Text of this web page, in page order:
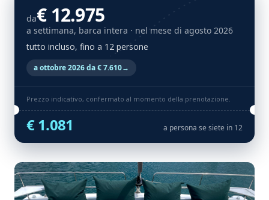
da€ 12.975
a settimana, barca intera · nel mese di agosto 2026
tutto incluso, fino a 12 persone
a ottobre 2026 da € 7.610→
Prezzo indicativo, confermato al momento della prenotazione.
€ 1.081 a persona se siete in 12